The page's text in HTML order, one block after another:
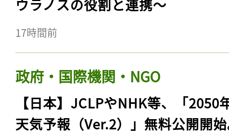
ウラノスの役割と連携〜
17時間前
政府・国際機関・NGO
【日本】JCLPやNHK等、「2050
天気予報（Ver.2）」無料公開開